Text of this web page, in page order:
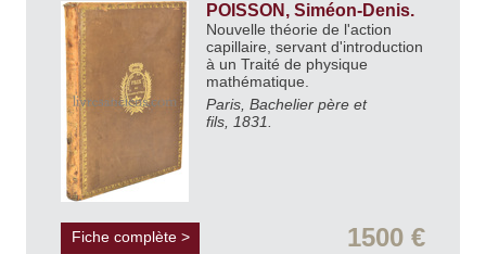
POISSON, Siméon-Denis.
Nouvelle théorie de l'action
capillaire, servant d'introduction
à un Traité de physique
mathématique.
Paris, Bachelier père et
fils, 1831.
Fiche complète > 1500 €